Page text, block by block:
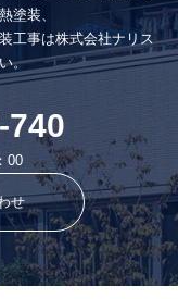
塗装、
工事は株式会社ナリス
。
740
00
せ